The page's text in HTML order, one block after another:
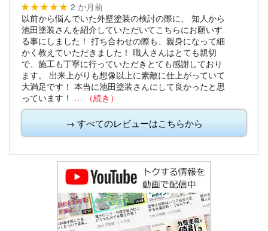
★★★★★ 2 か月前
以前から悩んでいた外壁塗装の検討の際に、
知人から
池田塗装さんを紹介していただいてこちらにお願いす
る事にしました！ 打ち合わせの際も、親身になって細
かく教えていただきました！ 職人さんはとても親切
で、施工も丁寧に行っていただきとても感謝しており
ます。
出来上がりも想像以上に素敵に仕上がっていて
大満足です！ 本当に池田塗装さんにして良かったと思
っています！ … （続き）
→ すべてのレビューはこちらから